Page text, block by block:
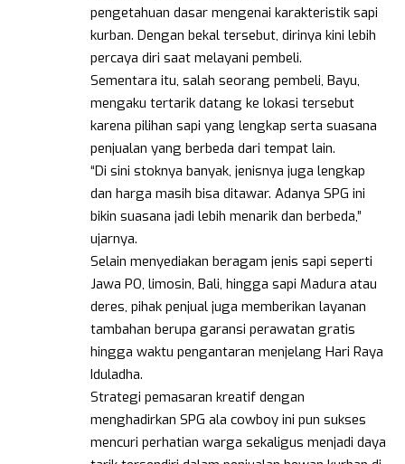
pengetahuan dasar mengenai karakteristik sapi
kurban. Dengan bekal tersebut, dirinya kini lebih
percaya diri saat melayani pembeli.
Sementara itu, salah seorang pembeli, Bayu,
mengaku tertarik datang ke lokasi tersebut
karena pilihan sapi yang lengkap serta suasana
penjualan yang berbeda dari tempat lain.
“Di sini stoknya banyak, jenisnya juga lengkap
dan harga masih bisa ditawar. Adanya SPG ini
bikin suasana jadi lebih menarik dan berbeda,”
ujarnya.
Selain menyediakan beragam jenis sapi seperti
Jawa PO, limosin, Bali, hingga sapi Madura atau
deres, pihak penjual juga memberikan layanan
tambahan berupa garansi perawatan gratis
hingga waktu pengantaran menjelang Hari Raya
Iduladha.
Strategi pemasaran kreatif dengan
menghadirkan SPG ala cowboy ini pun sukses
mencuri perhatian warga sekaligus menjadi daya